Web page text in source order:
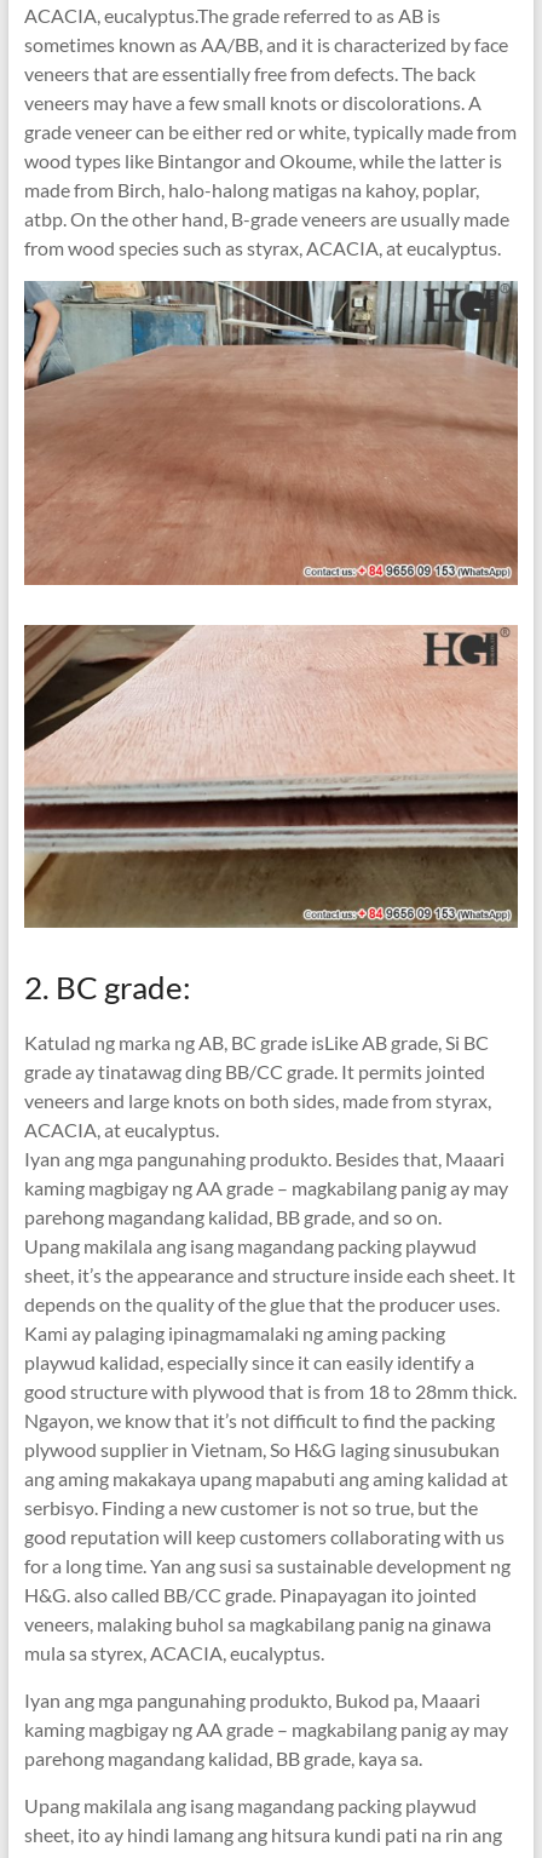
ACACIA,eucalyptus.The grade referred to as AB is
sometimes known as AA/BB,and it is characterized by face
veneers that are essentially free from defects.The back
veneers may have a few small knots or discolorations.A
grade veneer can be either red or white,typically made from
wood types like Bintangor and Okoume,while the latter is
made from Birch, halo-halong matigas na kahoy, poplar,
atbp.On the other hand, B-grade veneers are usually made
from wood species such as styrax, ACACIA, at eucalyptus.
2. BC grade:
Katulad ng marka ng AB, BC grade isLike AB grade, Si BC
grade ay tinatawag ding BB/CC grade. It permits jointed
veneers and large knots on both sides, made from styrax,
ACACIA, at eucalyptus.
Iyan ang mga pangunahing produkto. Besides that, Maaari
kaming magbigay ng AA grade – magkabilang panig ay may
parehong magandang kalidad, BB grade,and so on.
Upang makilala ang isang magandang packing playwud
sheet, it’s the appearance and structure inside each sheet. It
depends on the quality of the glue that the producer uses.
Kami ay palaging ipinagmamalaki ng aming packing
playwud kalidad,especially since it can easily identify a
good structure with plywood that is from18to 28mm thick.
Ngayon,we know that it’s not difficult to find the packing
plywood supplier in Vietnam, So H&G laging sinusubukan
ang aming makakaya upang mapabuti ang aming kalidad at
serbisyo. Finding a new customer is not so true, but the
good reputation will keep customers collaborating with us
for a long time. Yan ang susi sa sustainable development ng
H&G.also called BB/CC grade. Pinapayagan ito jointed
veneers, malaking buhol sa magkabilang panig na ginawa
mula sa styrex, ACACIA, eucalyptus.
Iyan ang mga pangunahing produkto, Bukod pa, Maaari
kaming magbigay ng AA grade – magkabilang panig ay may
parehong magandang kalidad, BB grade, kaya sa.
Upang makilala ang isang magandang packing playwud
sheet, ito ay hindi lamang ang hitsura kundi pati na rin ang